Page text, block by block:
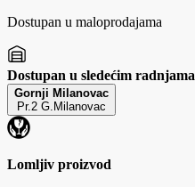
Dostupan u maloprodajama
Dostupan u sledećim radnjama
Gornji Milanovac
Pr.2 G.Milanovac
Lomljiv proizvod